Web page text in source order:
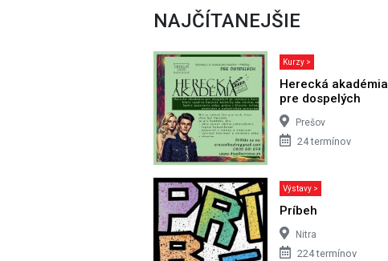
NAJČÍTANEJŠIE
Kurzy >
Herecká akadémia
pre dospelých
Prešov
24 termínov
Výstavy >
Príbeh
Nitra
224 termínov